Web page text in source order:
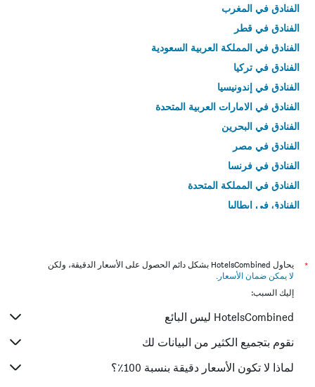
الفنادق في المغرب
الفنادق في قطر
الفنادق في المملكة العربية السعودية
الفنادق في تركيا
الفنادق في إندونيسيا
الفنادق في الامارات العربية المتحدة
الفنادق في البحرين
الفنادق في مصر
الفنادق في فرنسا
الفنادق في المملكة المتحدة
الفنادق في إيطاليا
*
يحاول HotelsCombined بشكل دائم الحصول على الأسعار الدقيقة، ولكن
لا يمكن ضمان الأسعار .
إليك السبب:
HotelsCombined ليس البائع
نقوم بتجميع الكثير من البيانات لك
لماذا لا تكون الأسعار دقيقة بنسبة 100٪؟